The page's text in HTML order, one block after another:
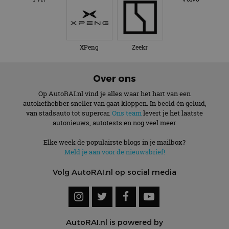
XPeng Zeekr
Over ons
Op AutoRAI.nl vind je alles waar het hart van een
autoliefhebber sneller van gaat kloppen. In beeld én geluid,
van stadsauto tot supercar. Ons team levert je het laatste
autonieuws, autotests en nog veel meer.
Elke week de populairste blogs in je mailbox?
Meld je aan voor de nieuwsbrief!
Volg AutoRAI.nl op social media
AutoRAI.nl is powered by